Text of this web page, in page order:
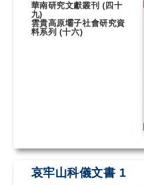
華南研究文獻叢刊 (四十
九)
雲貴高原壩子社會研究資
料系列 (十六)
哀牢山科儀文書 1